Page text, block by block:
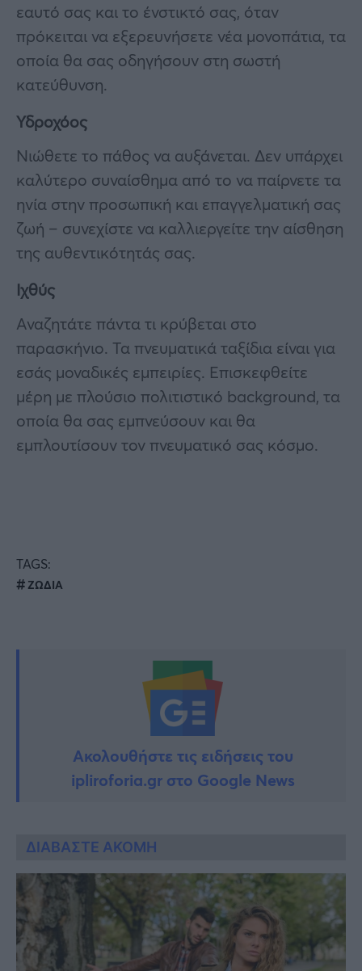
εαυτό σας και το ένστικτό σας, όταν
πρόκειται να εξερευνήσετε νέα μονοπάτια, τα
οποία θα σας οδηγήσουν στη σωστή
κατεύθυνση.
Υδροχόος
Νιώθετε το πάθος να αυξάνεται. Δεν υπάρχει
καλύτερο συναίσθημα από το να παίρνετε τα
ηνία στην προσωπική και επαγγελματική σας
ζωή – συνεχίστε να καλλιεργείτε την αίσθηση
της αυθεντικότητάς σας.
Ιχθύς
Αναζητάτε πάντα τι κρύβεται στο
παρασκήνιο. Τα πνευματικά ταξίδια είναι για
εσάς μοναδικές εμπειρίες. Επισκεφθείτε
μέρη με πλούσιο πολιτιστικό background, τα
οποία θα σας εμπνεύσουν και θα
εμπλουτίσουν τον πνευματικό σας κόσμο.
TAGS:
ΖΩΔΙΑ
Ακολουθήστε τις ειδήσεις του
ipliroforia.gr στο Google News
ΔΙΑΒΑΣΤΕ ΑΚΟΜΗ